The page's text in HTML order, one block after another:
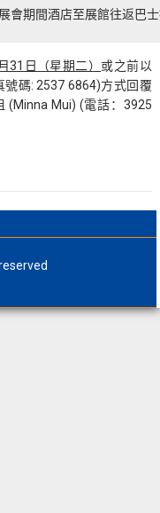
會期間酒店至展館往返巴
31日（星期二） 或之前以
碼: 2537 6864)方式回覆
(Minna Mui) (電話：3925